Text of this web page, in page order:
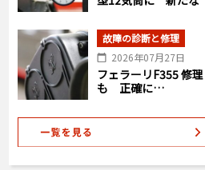
故障の診断と修理
2026年07月27日
フェラーリF355
も 正確に…